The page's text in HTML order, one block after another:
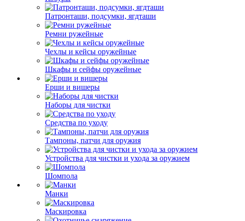
Патронташи, подсумки, ягдташи
Ремни ружейные
Чехлы и кейсы оружейные
Шкафы и сейфы оружейные
Ерши и вишеры
Наборы для чистки
Средства по уходу
Тампоны, патчи для оружия
Устройства для чистки и ухода за оружием
Шомпола
Манки
Маскировка